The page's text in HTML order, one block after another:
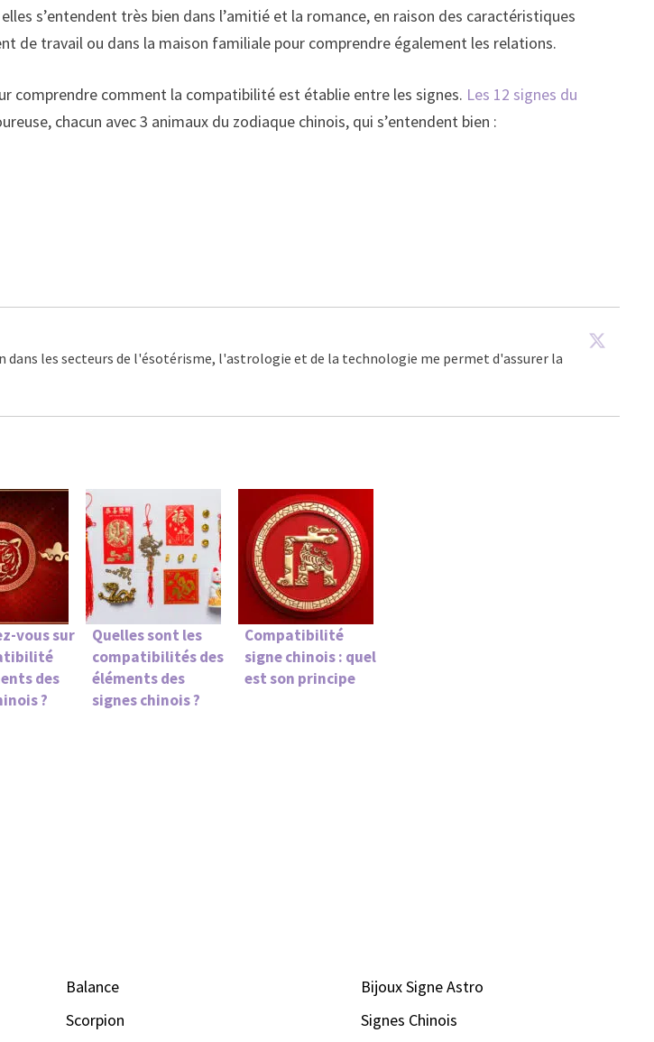
s’entendent très bien dans l’amitié et la romance, en raison des caractéristiques
de travail ou dans la maison familiale pour comprendre également les relations.
comprendre comment la compatibilité est établie entre les signes. Les 12 signes du
chacun avec 3 animaux du zodiaque chinois, qui s’entendent bien :
les secteurs de l'ésotérisme, l'astrologie et de la technologie me permet d'assurer la
vous sur
des
?
Quelles sont les
compatibilités des
éléments des
signes chinois ?
Compatibilité
signe chinois : quel
est son principe
Balance
Scorpion
Bijoux Signe Astro
Signes Chinois